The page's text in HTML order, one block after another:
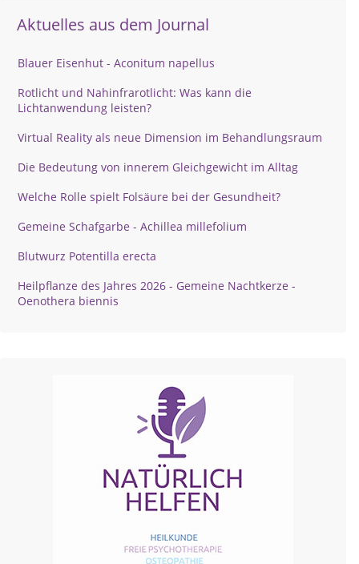
Aktuelles aus dem Journal
Blauer Eisenhut - Aconitum napellus
Rotlicht und Nahinfrarotlicht: Was kann die
Lichtanwendung leisten?
Virtual Reality als neue Dimension im Behandlungsraum
Die Bedeutung von innerem Gleichgewicht im Alltag
Welche Rolle spielt Folsäure bei der Gesundheit?
Gemeine Schafgarbe - Achillea millefolium
Blutwurz Potentilla erecta
Heilpflanze des Jahres 2026 - Gemeine Nachtkerze -
Oenothera biennis